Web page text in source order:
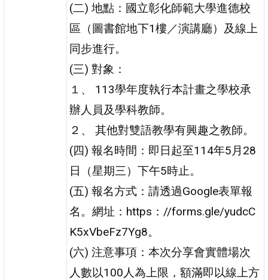
(二) 地點：國立彰化師範大學進德校
區（圖書館地下1樓／演講廳）及線上
同步進行。
(三) 對象：
１、 113學年度執行本計畫之學校承
辦人員及學科教師。
２、 其他對雙語教學有興趣之教師。
(四) 報名時間：即日起至114年5月28
日（星期三）下午5時止。
(五) 報名方式：請透過Google表單報
名。網址：https：//forms.gle/yudcC
K5xVbeFz7Yg8。
(六) 注意事項：本次分享會實體場次
人數以100人為上限，額滿即以線上方